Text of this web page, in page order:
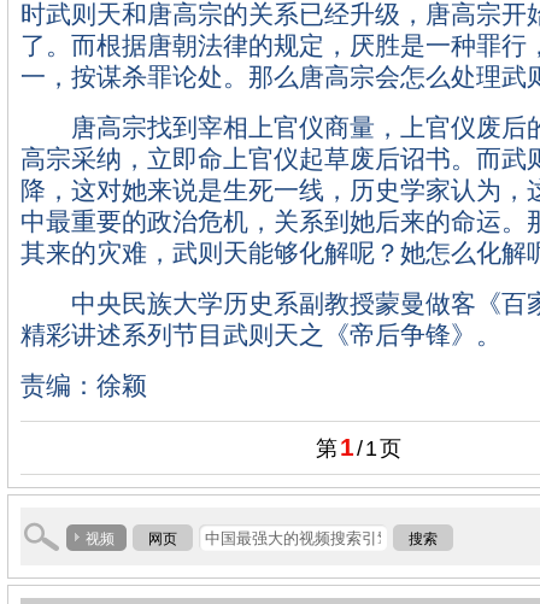
时武则天和唐高宗的关系已经升级，唐高宗开
了。而根据唐朝法律的规定，厌胜是一种罪行
一，按谋杀罪论处。那么唐高宗会怎么处理武
唐高宗找到宰相上官仪商量，上官仪废后
高宗采纳，立即命上官仪起草废后诏书。而武
降，这对她来说是生死一线，历史学家认为，
中最重要的政治危机，关系到她后来的命运。
其来的灾难，武则天能够化解呢？她怎么化解
中央民族大学历史系副教授蒙曼做客《百
精彩讲述系列节目武则天之《帝后争锋》。
责编：徐颖
第1/1页
视频 网页 搜索